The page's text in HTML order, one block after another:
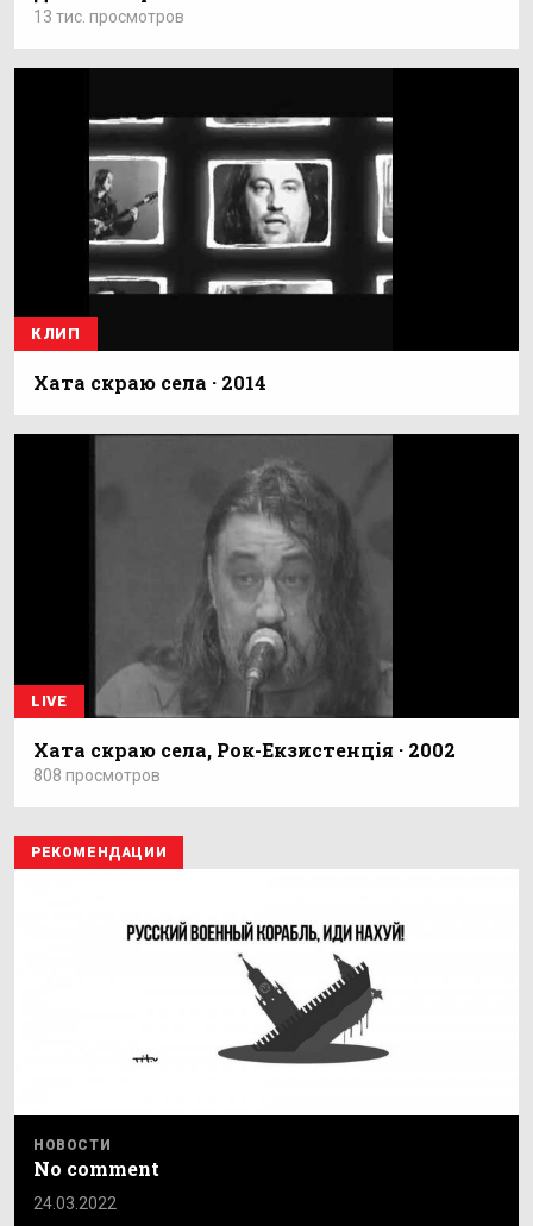
13 тис. просмотров
КЛИП
Хата скраю села · 2014
LIVE
Хата скраю села, Рок-Екзистенція · 2002
808 просмотров
РЕКОМЕНДАЦИИ
НОВОСТИ
No comment
24.03.2022